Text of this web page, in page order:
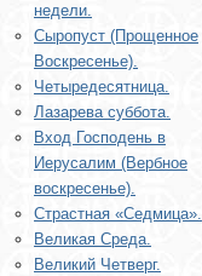
недели.
Сыропуст (Прощенное
Воскресенье).
Четыредесятница.
Лазарева суббота.
Вход Господень в
Иерусалим (Вербное
воскресенье).
Страстная «Седмица».
Великая Среда.
Великий Четверг.